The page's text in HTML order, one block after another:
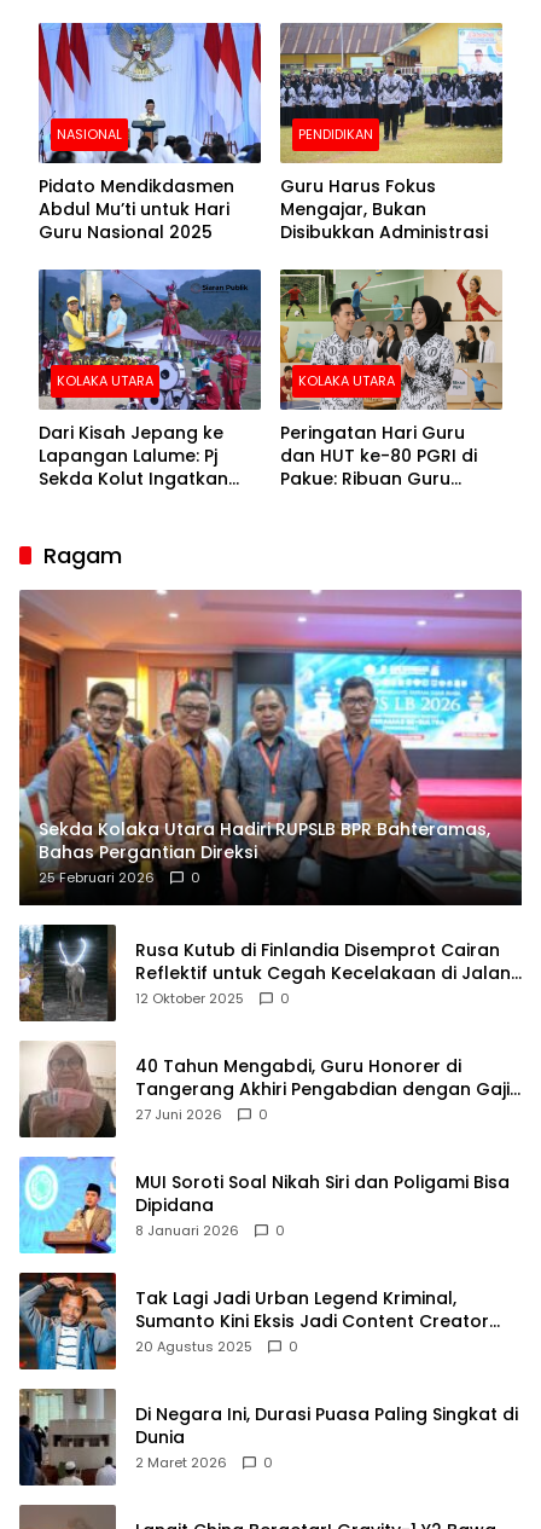
NASIONAL
Pidato Mendikdasmen
Abdul Mu’ti untuk Hari
Guru Nasional 2025
PENDIDIKAN
Guru Harus Fokus
Mengajar, Bukan
Disibukkan Administrasi
KOLAKA UTARA
Dari Kisah Jepang ke
Lapangan Lalume: Pj
Sekda Kolut Ingatkan
KOLAKA UTARA
Peringatan Hari Guru
dan HUT ke-80 PGRI di
Pakue: Ribuan Guru
Ragam
Sekda Kolaka Utara Hadiri RUPSLB BPR Bahteramas,
Bahas Pergantian Direksi
25 Februari 2026 0
Rusa Kutub di Finlandia Disemprot Cairan
Reflektif untuk Cegah Kecelakaan di Jalan
Raya
12 Oktober 2025 0
40 Tahun Mengabdi, Guru Honorer di
Tangerang Akhiri Pengabdian dengan Gaji
Rp414 Ribu
27 Juni 2026 0
MUI Soroti Soal Nikah Siri dan Poligami Bisa
Dipidana
8 Januari 2026 0
Tak Lagi Jadi Urban Legend Kriminal,
Sumanto Kini Eksis Jadi Content Creator
Mukbang
20 Agustus 2025 0
Di Negara Ini, Durasi Puasa Paling Singkat di
Dunia
2 Maret 2026 0